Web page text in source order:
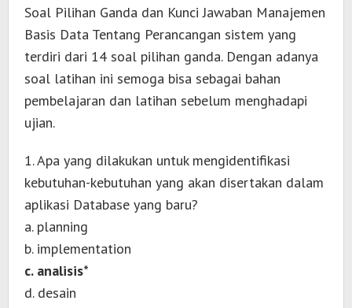
Soal Pilihan Ganda dan Kunci Jawaban Manajemen
Basis Data Tentang Perancangan sistem yang
terdiri dari 14 soal pilihan ganda. Dengan adanya
soal latihan ini semoga bisa sebagai bahan
pembelajaran dan latihan sebelum menghadapi
ujian.
1. Apa yang dilakukan untuk mengidentifikasi
kebutuhan-kebutuhan yang akan disertakan dalam
aplikasi Database yang baru?
a. planning
b. implementation
c. analisis*
d. desain